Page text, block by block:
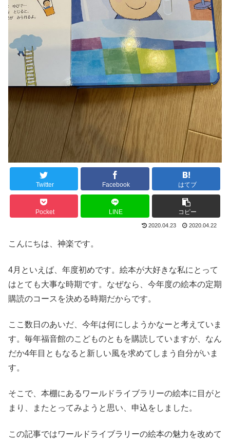
Twitter Facebook はてブ
Pocket LINE コピー
2020.04.23 2020.04.22
こんにちは、神楽です。
4月といえば、年度初めです。絵本が大好きな私にとって
はとても大事な時期です。なぜなら、今年度の絵本の定期
購読のコースを決める時期だからです。
ここ数日のあいだ、今年は何にしようかなーと考えていま
す。毎年福音館のこどものともを購読していますが、なん
だか4年目ともなると新しい風を求めてしまう自分がいま
す。
そこで、本棚にあるワールドライブラリーの絵本に目がと
まり、またとってみようと思い、申込をしました。
この記事ではワールドライブラリーの絵本の魅力を改めて